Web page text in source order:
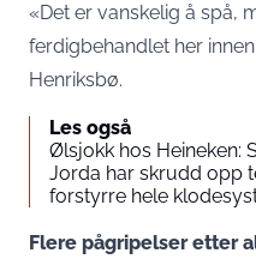
«Det er vanskelig å spå,
ferdigbehandlet her
Henriksbø.
Les også
Ølsjokk hos Heineken:
Jorda har skrudd opp
forstyrre hele
Flere pågripelser etter